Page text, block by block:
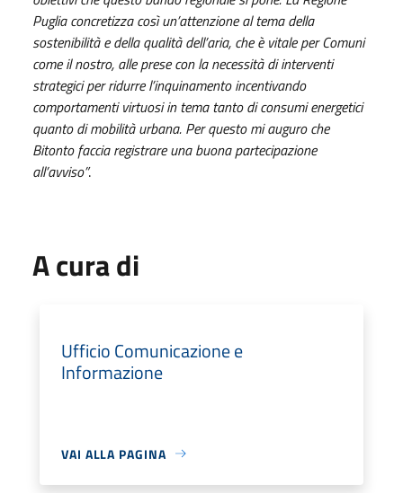
Puglia concretizza così un’attenzione al tema della
sostenibilità e della qualità dell’aria, che è vitale per Comuni
come il nostro, alle prese con la necessità di interventi
strategici per ridurre l’inquinamento incentivando
comportamenti virtuosi in tema tanto di consumi energetici
quanto di mobilità urbana. Per questo mi auguro che
Bitonto faccia registrare una buona partecipazione
all’avviso”.
A cura di
Ufficio Comunicazione e
Informazione
VAI ALLA PAGINA